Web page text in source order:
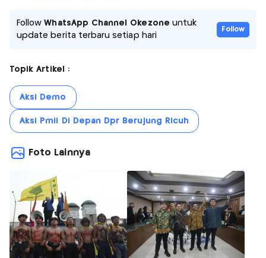
FollowWhatsApp Channel Okezone untuk
update berita terbaru setiap hari
Follow
Topik Artikel :
Aksi Demo
Aksi Pmii Di Depan Dpr Berujung Ricuh
Foto Lainnya